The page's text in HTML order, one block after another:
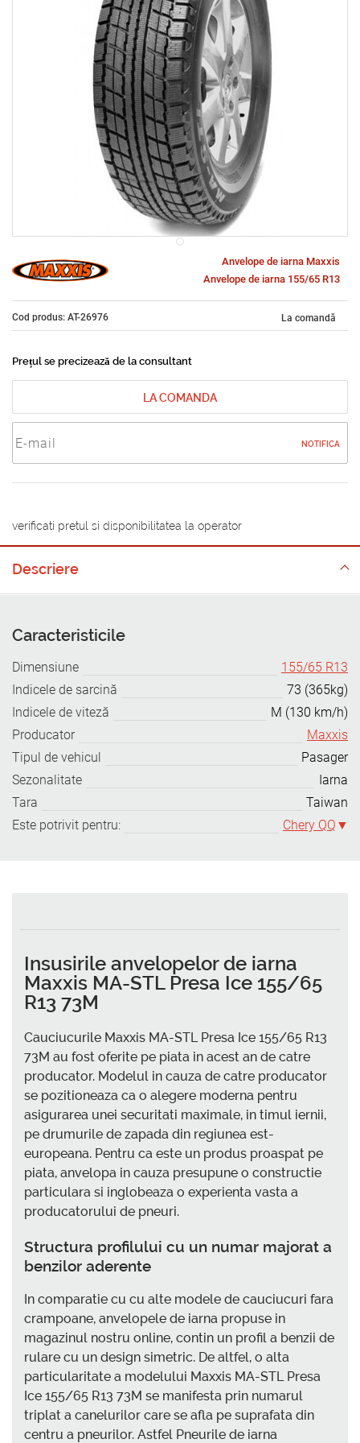
Anvelope de iarna Maxxis
Anvelope de iarna 155/65 R13
Cod produs: AT-26976 La comandă
Prețul se precizează de la consultant
LA COMANDA
NOTIFICA
verificati pretul si disponibilitatea la operator
Descriere
Caracteristicile
Dimensiune
155/65 R13
Indicele de sarcină
73 (365kg)
Indicele de viteză
M (130 km/h)
Producator
Maxxis
Tipul de vehicul
Pasager
Sezonalitate
Iarna
Tara
Taiwan
Este potrivit pentru:
Chery QQ
Insusirile anvelopelor de iarna
Maxxis MA-STL Presa Ice 155/65
R13 73M
Cauciucurile Maxxis MA-STL Presa Ice 155/65 R13
73M au fost oferite pe piata in acest an de catre
producator. Modelul in cauza de catre producator
se pozitioneaza ca o alegere moderna pentru
asigurarea unei securitati maximale, in timul iernii,
pe drumurile de zapada din regiunea est-
europeana. Pentru ca este un produs proaspat pe
piata, anvelopa in cauza presupune o constructie
particulara si inglobeaza o experienta vasta a
producatorului de pneuri.
Structura profilului cu un numar majorat a
benzilor aderente
In comparatie cu cu alte modele de cauciucuri fara
crampoane, anvelopele de iarna propuse in
magazinul nostru online, contin un profil a benzii de
rulare cu un design simetric. De altfel, o alta
particularitate a modelului Maxxis MA-STL Presa
Ice 155/65 R13 73M se manifesta prin numarul
triplat a canelurilor care se afla pe suprafata din
centru a pneurilor. Astfel Pneurile de iarna